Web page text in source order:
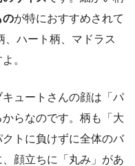
のが特におすすめされて
、ハート柄、マドラス
。
ュートさんの顔は「パ
らなのです。柄も「大
トに負けずに全体のバ
顔立ちに「丸み」があ